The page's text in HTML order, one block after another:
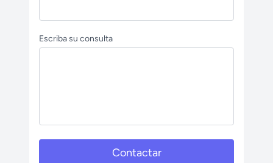
Escriba su consulta
Contactar